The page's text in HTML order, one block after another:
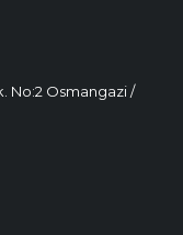
No:2 Osmangazi /